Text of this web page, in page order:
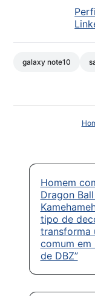
galaxy note10
Homem
Dragon
tipo de
transforma
comum em
de DBZ”